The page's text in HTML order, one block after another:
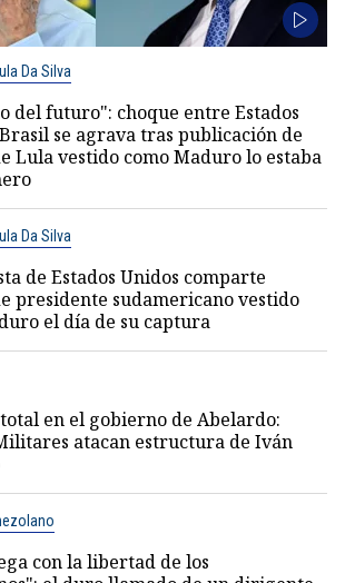
Da Silva
del futuro": choque entre Estados
se agrava tras publicación de
Lula vestido como Maduro lo estaba
Da Silva
de Estados Unidos comparte
presidente sudamericano vestido
el día de su captura
en el gobierno de Abelardo:
atacan estructura de Iván
con la libertad de los